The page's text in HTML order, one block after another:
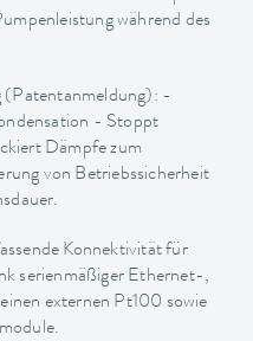
während des
(Patentanmeldung): -
- Stoppt
Dämpfe zum
von Betriebssicherheit
Konnektivität für
serienmäßiger Ethernet-,
externen Pt100 sowie